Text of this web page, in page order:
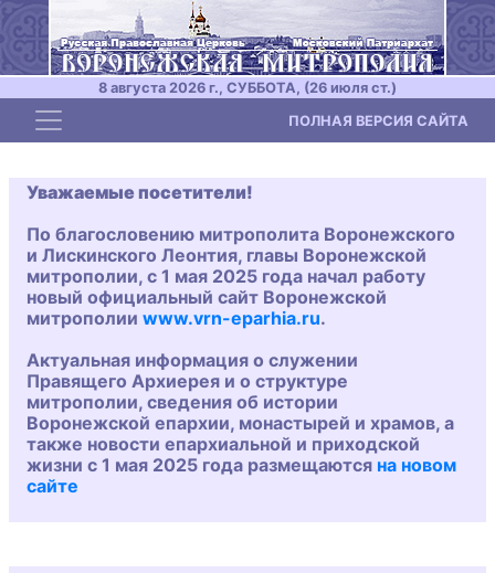
8 августа 2026 г., СУББОТА, (26 июля ст.)
Toggle navigation ПОЛНАЯ ВЕРСИЯ САЙТА
Уважаемые посетители!
По благословению митрополита Воронежского
и Лискинского Леонтия, главы Воронежской
митрополии, с 1 мая 2025 года начал работу
новый официальный сайт Воронежской
митрополии www.vrn-eparhia.ru.
Актуальная информация о служении
Правящего Архиерея и о структуре
митрополии, сведения об истории
Воронежской епархии, монастырей и храмов, а
также новости епархиальной и приходской
жизни с 1 мая 2025 года размещаются на новом
сайте